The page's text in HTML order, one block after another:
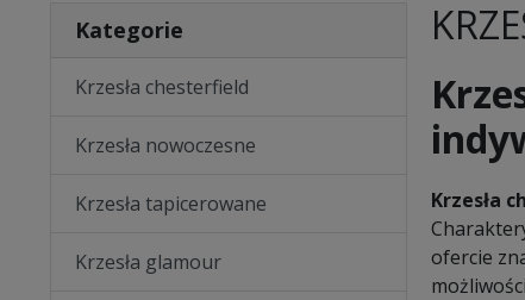
Kategorie
Krzesła chesterfield
Krzesła nowoczesne
Krzesła tapicerowane
Krzesła glamour
Krzesła
ofercie